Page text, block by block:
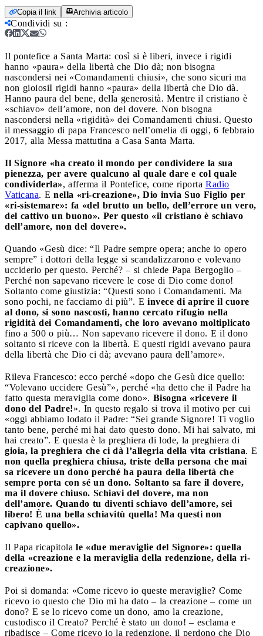
Copia il link Archivia articolo
Condividi su :
Il pontefice a Santa Marta: così si è liberi, invece i rigidi
hanno «paura» della libertà che Dio dà; non bisogna
nascondersi nei «Comandamenti chiusi», che sono sicuri ma
non gioiosiI rigidi hanno «paura» della libertà che Dio dà.
Hanno paura del bene, della generosità. Mentre il cristiano è
«schiavo» dell’amore, non del dovere. Non bisogna
nascondersi nella «rigidità» dei Comandamenti chiusi. Questo
il messaggio di papa Francesco nell’omelia di oggi, 6 febbraio
2017, alla Messa mattutina a Casa Santa Marta.
Il Signore «ha creato il mondo per condividere la sua
pienezza, per avere qualcuno al quale dare e col quale
condividerla», afferma il Pontefice, come riporta Radio
Vaticana. E nella «ri-creazione», Dio invia Suo Figlio per
«ri-sistemare»: fa «del brutto un bello, dell’errore un vero,
del cattivo un buono». Per questo «il cristiano è schiavo
dell’amore, non del dovere».
Quando «Gesù dice: “Il Padre sempre opera; anche io opero
sempre” i dottori della legge si scandalizzarono e volevano
ucciderlo per questo. Perché? – si chiede Papa Bergoglio –
Perché non sapevano ricevere le cose di Dio come dono!
Soltanto come giustizia: “Questi sono i Comandamenti. Ma
sono pochi, ne facciamo di più”. E invece di aprire il cuore
al dono, si sono nascosti, hanno cercato rifugio nella
rigidità dei Comandamenti, che loro avevano moltiplicato
fino a 500 o più… Non sapevano ricevere il dono. E il dono
soltanto si riceve con la libertà. E questi rigidi avevano paura
della libertà che Dio ci dà; avevano paura dell’amore».
Rileva Francesco: ecco perché «dopo che Gesù dice quello:
“Volevano uccidere Gesù”», perché «ha detto che il Padre ha
fatto questa meraviglia come dono». Bisogna «ricevere il
dono del Padre!». In questo regalo si trova il motivo per cui
«oggi abbiamo lodato il Padre: “Sei grande Signore! Ti voglio
tanto bene, perché mi hai dato questo dono. Mi hai salvato, mi
hai creato”. E questa è la preghiera di lode, la preghiera di
gioia, la preghiera che ci dà l’allegria della vita cristiana. E
non quella preghiera chiusa, triste della persona che mai
sa ricevere un dono perché ha paura della libertà che
sempre porta con sé un dono. Soltanto sa fare il dovere,
ma il dovere chiuso. Schiavi del dovere, ma non
dell’amore. Quando tu diventi schiavo dell’amore, sei
libero! È una bella schiavitù quella! Ma questi non
capivano quello».
Il Papa ricapitola le «due meraviglie del Signore»: quella
della «creazione e la meraviglia della redenzione, della ri-
creazione».
Poi si domanda: «Come ricevo io queste meraviglie? Come
ricevo io questo che Dio mi ha dato – la creazione – come un
dono? E se lo ricevo come un dono, amo la creazione,
custodisco il Creato? Perché è stato un dono! – esclama e
ribadisce – Come ricevo io la redenzione, il perdono che Dio